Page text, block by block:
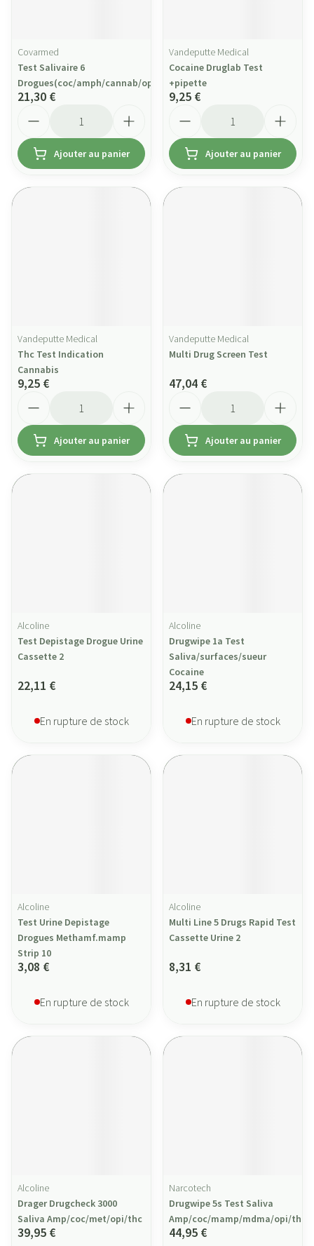
Covarmed
Test Salivaire 6
Drogues(coc/amph/cannab/opiat/xtc
21,30 €
Ajouter au panier
Vandeputte Medical
Cocaine Druglab Test
+pipette
9,25 €
Ajouter au panier
Vandeputte Medical
Thc Test Indication
Cannabis
9,25 €
Ajouter au panier
Vandeputte Medical
Multi Drug Screen Test
47,04 €
Ajouter au panier
Alcoline
Test Depistage Drogue Urine
Cassette 2
22,11 €
En rupture de stock
Alcoline
Drugwipe 1a Test
Saliva/surfaces/sueur
Cocaine
24,15 €
En rupture de stock
Alcoline
Test Urine Depistage
Drogues Methamf.mamp
Strip 10
3,08 €
En rupture de stock
Alcoline
Multi Line 5 Drugs Rapid Test
Cassette Urine 2
8,31 €
En rupture de stock
Alcoline
Drager Drugcheck 3000
Saliva Amp/coc/met/opi/thc
39,95 €
Narcotech
Drugwipe 5s Test Saliva
Amp/coc/mamp/mdma/opi/thc
44,95 €